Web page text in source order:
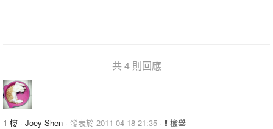
共 4 則回應
1 樓 · Joey Shen · 發表於 2011-04-18 21:35 · 檢舉